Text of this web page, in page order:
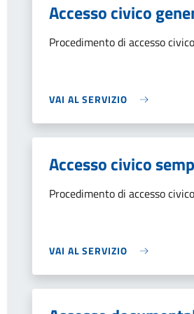
Accesso civico
Procedimento di accesso
VAI AL SERVIZIO
Accesso civico
Procedimento di accesso
VAI AL SERVIZIO